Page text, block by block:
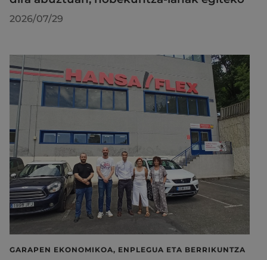
2026/07/29
GARAPEN EKONOMIKOA, ENPLEGUA ETA BERRIKUNTZA